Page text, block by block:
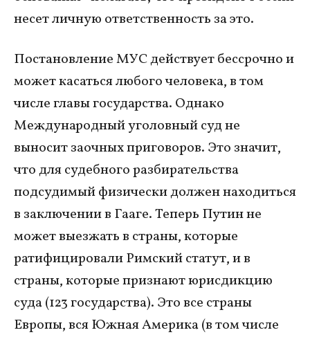
несет личную ответственность за это.
Постановление МУС действует бессрочно и
может касаться любого человека, в том
числе главы государства. Однако
Международный уголовный суд не
выносит заочных приговоров. Это значит,
что для судебного разбирательства
подсудимый физически должен находиться
в заключении в Гааге. Теперь Путин не
может выезжать в страны, которые
ратифицировали Римский статут, и в
страны, которые признают юрисдикцию
суда (123 государства). Это все страны
Европы, вся Южная Америка (в том числе